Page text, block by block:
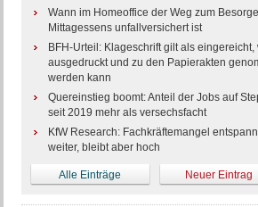
Wann im Homeoffice der Weg zum
Mittagessens unfallversichert ist
BFH-Urteil: Klageschrift gilt als eingereicht,
ausgedruckt und zu den Papierakten
werden kann
Quereinstieg boomt: Anteil der Jobs auf
seit 2019 mehr als versechsfacht
KfW Research: Fachkräftemangel
weiter, bleibt aber hoch
Alle Einträge Neuer Eintrag